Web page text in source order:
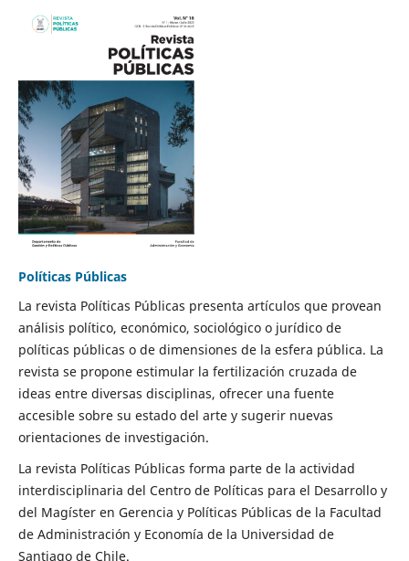
Políticas Públicas
La revista Políticas Públicas presenta artículos que provean
análisis político, económico, sociológico o jurídico de
políticas públicas o de dimensiones de la esfera pública. La
revista se propone estimular la fertilización cruzada de
ideas entre diversas disciplinas, ofrecer una fuente
accesible sobre su estado del arte y sugerir nuevas
orientaciones de investigación.
La revista Políticas Públicas forma parte de la actividad
interdisciplinaria del Centro de Políticas para el Desarrollo y
del Magíster en Gerencia y Políticas Públicas de la Facultad
de Administración y Economía de la Universidad de
Santiago de Chile.